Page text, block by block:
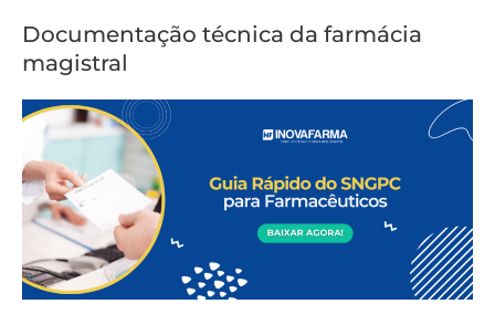
Documentação técnica da farmácia
magistral